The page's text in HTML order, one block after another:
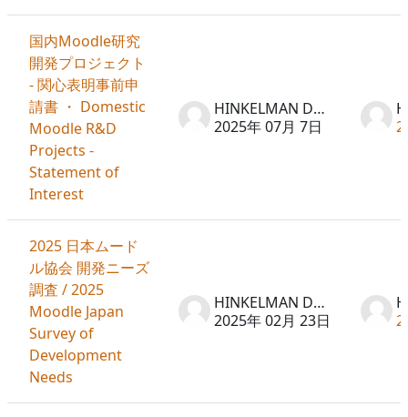
国内Moodle研究
開発プロジェクト
- 関心表明事前申
請書 ・ Domestic
Moodle R&D
Projects -
Statement of
Interest
HINKELMAN Don
2025年 07月 7日
2025 日本ムード
ル協会 開発ニーズ
調査 / 2025
Moodle Japan
Survey of
Development
Needs
HINKELMAN Don
2025年 02月 23日